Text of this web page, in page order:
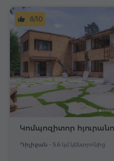
Կոմպոզիտոր
Դիլիջան - 5.6 կմ կենտրոնից
8/10